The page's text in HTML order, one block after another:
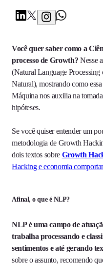
Você quer saber como a
processo de Growth? Nesse
(Natural Language
Natural), mostrando como
Máquina nos auxilia na
hipóteses.
Se você quiser entender um
metodologia de Growth
dois textos sobre Growth
Hacking e economia
Afinal, o que é NLP?
NLP é uma campo de
trabalha processando e
sentimentos e até gerando
sobre o assunto, recomendo